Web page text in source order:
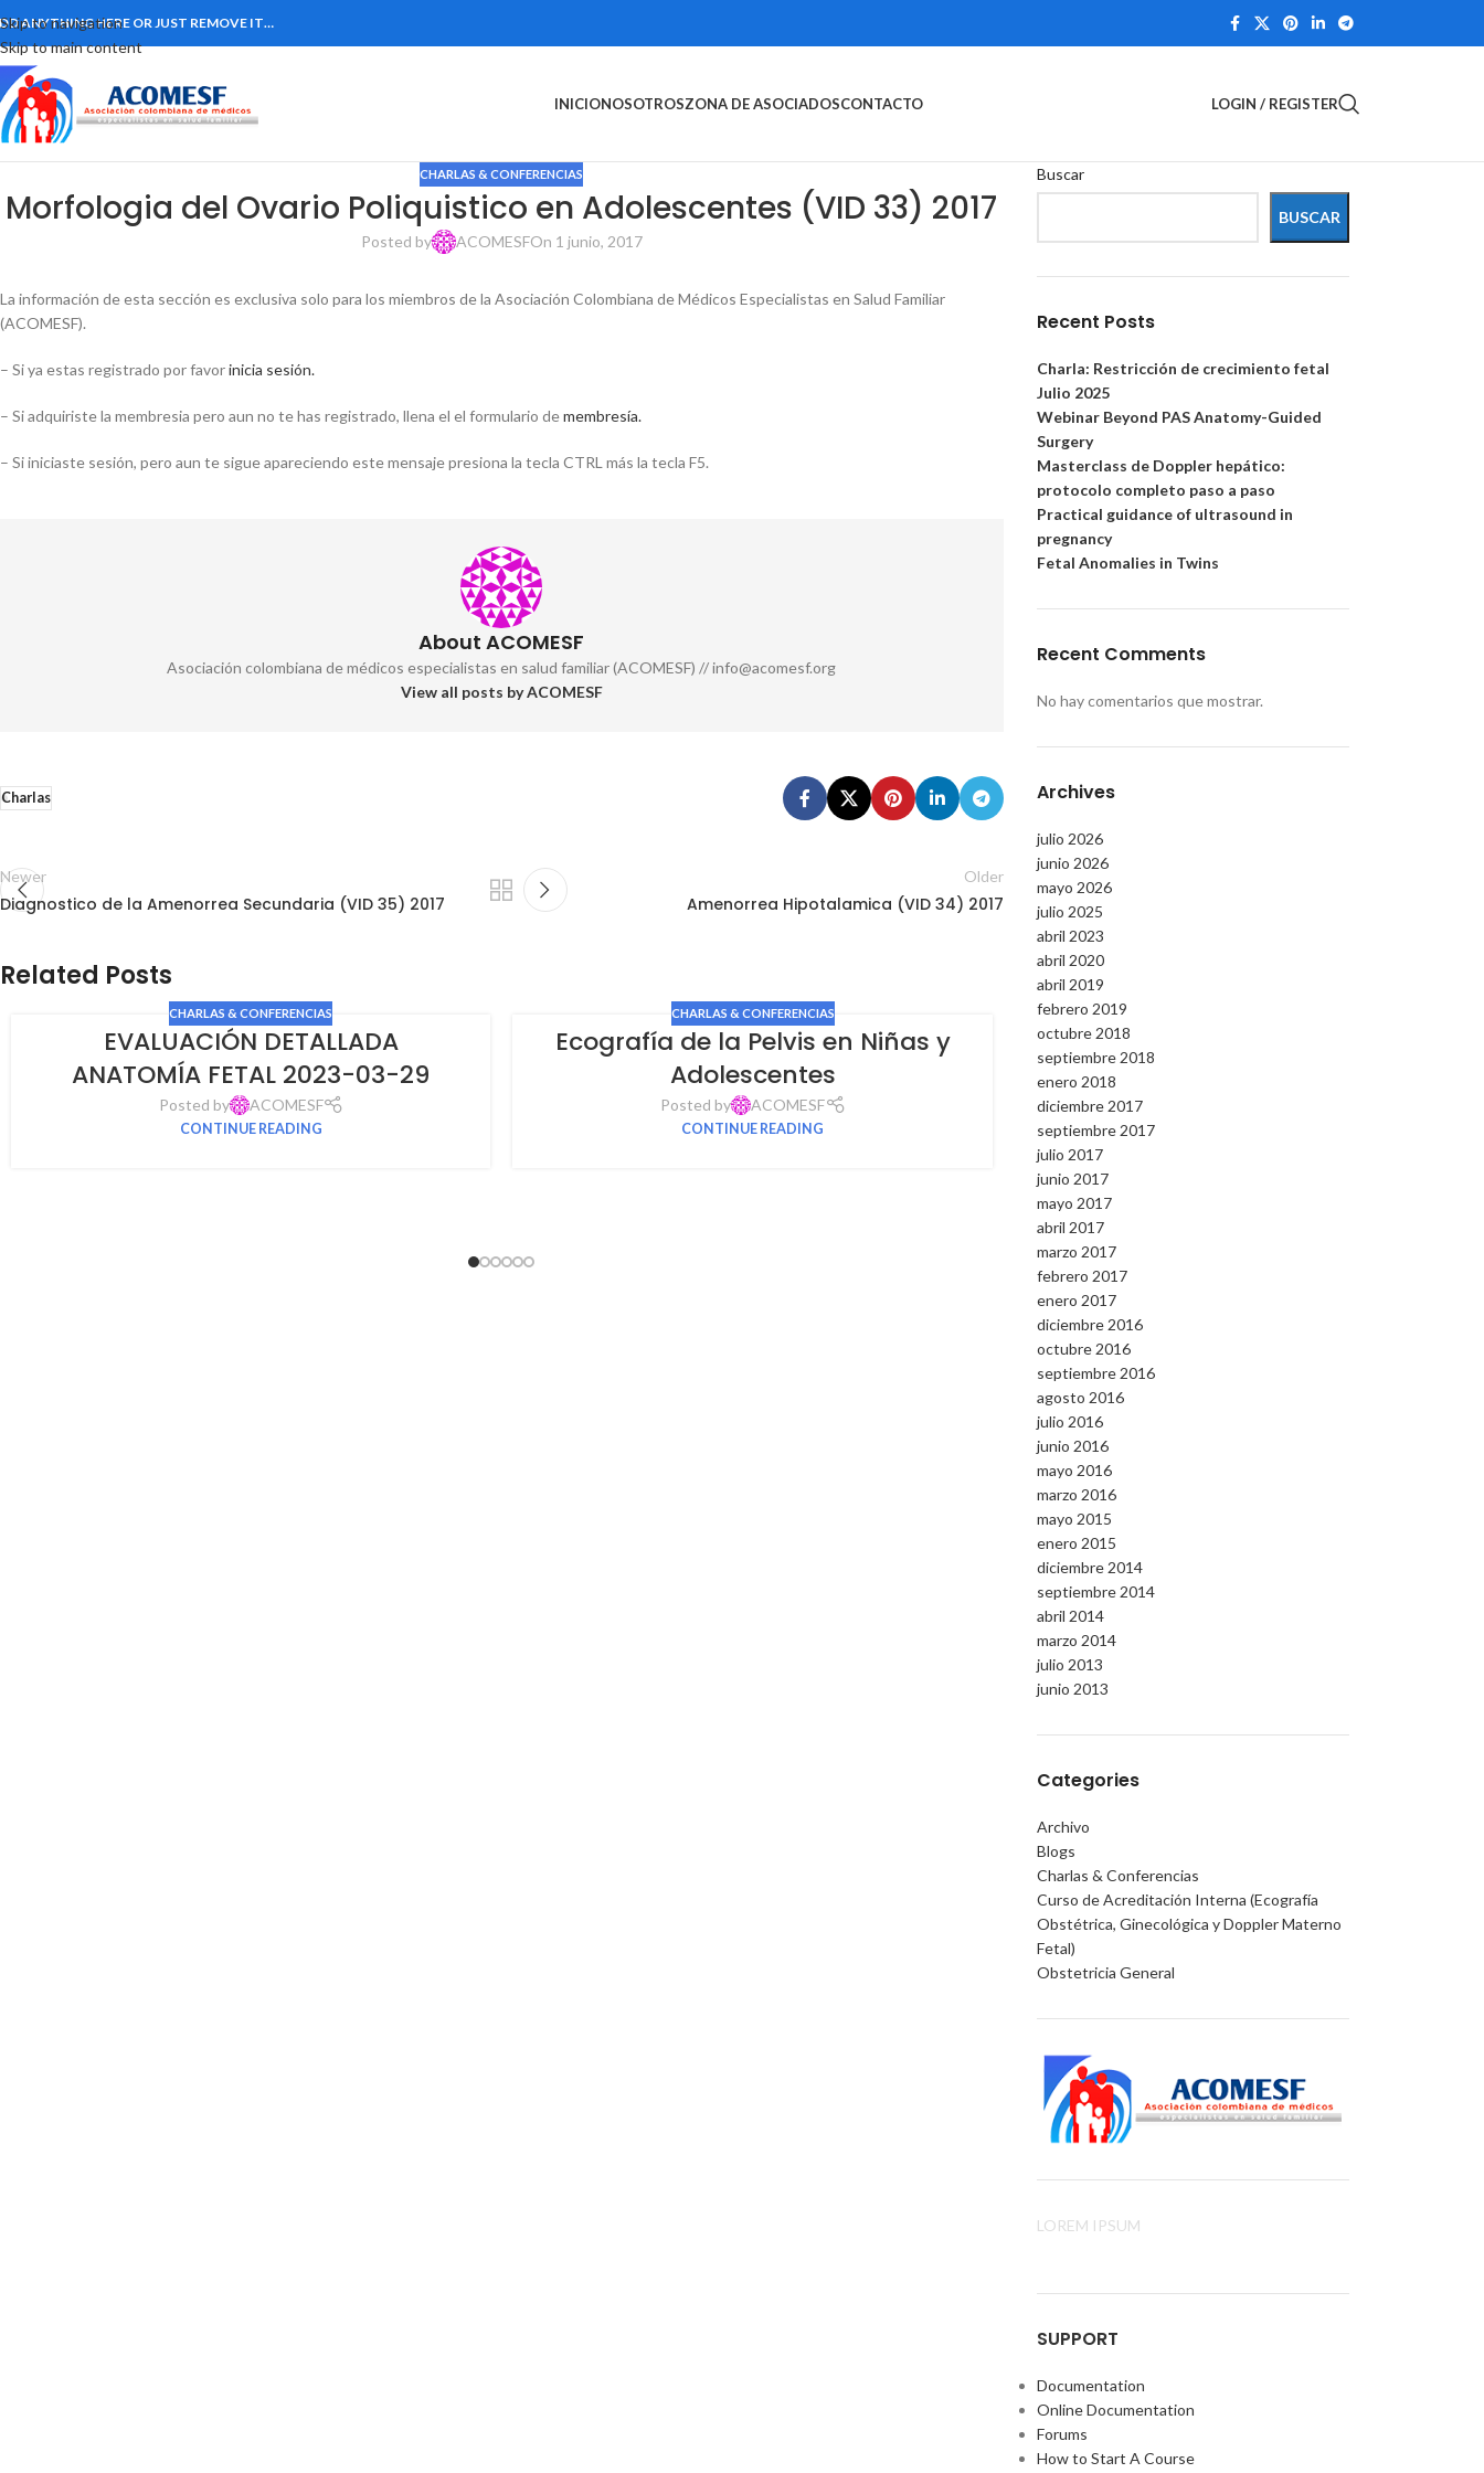
Skip to navigation
Skip to main content
ANYTHING HERE OR JUST REMOVE IT…
INICIONOSOTROSZONA DE ASOCIADOSCONTACTO LOGIN / REGISTER
CHARLAS & CONFERENCIAS
Morfologia del Ovario Poliquistico en Adolescentes (VID 33) 2017
Posted by ACOMESFOn 1 junio, 2017
La información de esta sección es exclusiva solo para los miembros de la Asociación Colombiana de Médicos Especialistas en Salud Familiar
(ACOMESF).
– Si ya estas registrado por favorinicia sesión.
– Si adquiriste la membresia pero aun no te has registrado, llena el el formulario demembresía.
– Si iniciaste sesión, pero aun te sigue apareciendo este mensaje presiona la tecla CTRL más la tecla F5.
About ACOMESF
Asociación colombiana de médicos especialistas en salud familiar (ACOMESF) // info@acomesf.org
View all posts by ACOMESF
Charlas
Newer
Diagnostico de la Amenorrea Secundaria (VID 35) 2017
Older
Amenorrea Hipotalamica (VID 34) 2017
Related Posts
CHARLAS & CONFERENCIAS
EVALUACIÓN DETALLADA
ANATOMÍA FETAL 2023-03-29
Posted by ACOMESF
CONTINUE READING
CHARLAS & CONFERENCIAS
Ecografía de la Pelvis en Niñas y
Adolescentes
Posted by ACOMESF
CONTINUE READING
The Role of the 11-14 Week
Ultrasound in the Era of Cell-Free
Buscar
BUSCAR
Recent Posts
Charla: Restricción de crecimiento fetal
Julio 2025
Webinar Beyond PAS Anatomy-Guided
Surgery
Masterclass de Doppler hepático:
protocolo completo paso a paso
Practical guidance of ultrasound in
pregnancy
Fetal Anomalies in Twins
Recent Comments
No hay comentarios que mostrar.
Archives
julio 2026
junio 2026
mayo 2026
julio 2025
abril 2023
abril 2020
abril 2019
febrero 2019
octubre 2018
septiembre 2018
enero 2018
diciembre 2017
septiembre 2017
julio 2017
junio 2017
mayo 2017
abril 2017
marzo 2017
febrero 2017
enero 2017
diciembre 2016
octubre 2016
septiembre 2016
agosto 2016
julio 2016
junio 2016
mayo 2016
marzo 2016
mayo 2015
enero 2015
diciembre 2014
septiembre 2014
abril 2014
marzo 2014
julio 2013
junio 2013
Categories
Archivo
Blogs
Charlas & Conferencias
Curso de Acreditación Interna (Ecografía
Obstétrica, Ginecológica y Doppler Materno
Fetal)
Obstetricia General
LOREM IPSUM
SUPPORT
Documentation
Online Documentation
Forums
How to Start A Course